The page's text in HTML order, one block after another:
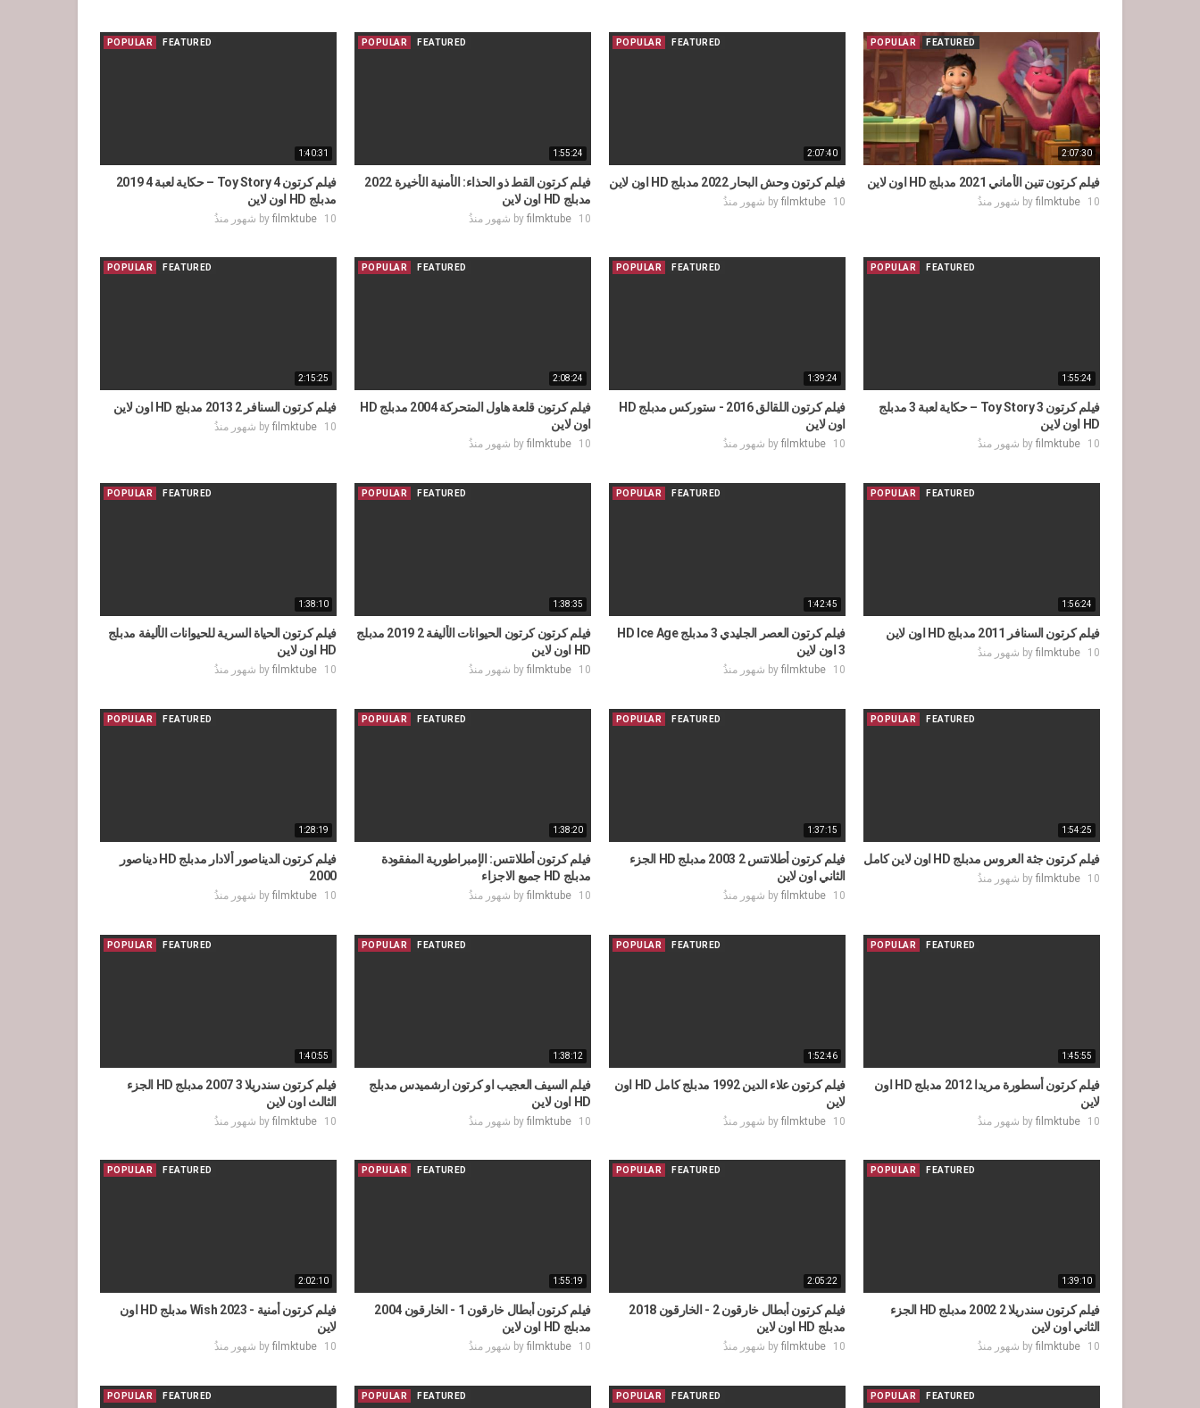
2:07:30
POPULAR FEATURED
فيلم كرتون تنين الأماني 2021 مدبلج HD اون لاين
by filmktube 10 شهور منذُ
2:07:40
POPULAR FEATURED
فيلم كرتون وحش البحار 2022 مدبلج HD اون لاين
by filmktube 10 شهور منذُ
1:55:24
POPULAR FEATURED
فيلم كرتون القط ذو الحذاء: الأمنية الأخيرة 2022
مدبلج HD اون لاين
by filmktube 10 شهور منذُ
1:40:31
POPULAR FEATURED
فيلم كرتون Toy Story 4 – حكاية لعبة 4 2019
مدبلج HD اون لاين
by filmktube 10 شهور منذُ
1:55:24
POPULAR FEATURED
فيلم كرتون Toy Story 3 – حكاية لعبة 3 مدبلج
HD اون لاين
by filmktube 10 شهور منذُ
1:39:24
POPULAR FEATURED
فيلم كرتون اللقالق 2016 - ستوركس مدبلج HD
اون لاين
by filmktube 10 شهور منذُ
2:08:24
POPULAR FEATURED
فيلم كرتون قلعة هاول المتحركة 2004 مدبلج HD
اون لاين
by filmktube 10 شهور منذُ
2:15:25
POPULAR FEATURED
فيلم كرتون السنافر 2 2013 مدبلج HD اون لاين
by filmktube 10 شهور منذُ
1:56:24
POPULAR FEATURED
فيلم كرتون السنافر 2011 مدبلج HD اون لاين
by filmktube 10 شهور منذُ
1:42:45
POPULAR FEATURED
فيلم كرتون العصر الجليدي 3 مدبلج HD Ice Age
3 اون لاين
by filmktube 10 شهور منذُ
1:38:35
POPULAR FEATURED
فيلم كرتون كرتون الحيوانات الأليفة 2 2019 مدبلج
HD اون لاين
by filmktube 10 شهور منذُ
1:38:10
POPULAR FEATURED
فيلم كرتون الحياة السرية للحيوانات الأليفة مدبلج
HD اون لاين
by filmktube 10 شهور منذُ
1:54:25
POPULAR FEATURED
فيلم كرتون جثة العروس مدبلج HD اون لاين كامل
by filmktube 10 شهور منذُ
1:37:15
POPULAR FEATURED
فيلم كرتون أطلانتس 2 2003 مدبلج HD الجزء
الثاني اون لاين
by filmktube 10 شهور منذُ
1:38:20
POPULAR FEATURED
فيلم كرتون أطلانتس: الإمبراطورية المفقودة
مدبلج HD جميع الاجزاء
by filmktube 10 شهور منذُ
1:28:19
POPULAR FEATURED
فيلم كرتون الديناصور ألادار مدبلج HD ديناصور
2000
by filmktube 10 شهور منذُ
1:45:55
POPULAR FEATURED
فيلم كرتون أسطورة مريدا 2012 مدبلج HD اون
لاين
by filmktube 10 شهور منذُ
1:52:46
POPULAR FEATURED
فيلم كرتون علاء الدين 1992 مدبلج كامل HD اون
لاين
by filmktube 10 شهور منذُ
1:38:12
POPULAR FEATURED
فيلم السيف العجيب او كرتون ارشميدس مدبلج
HD اون لاين
by filmktube 10 شهور منذُ
1:40:55
POPULAR FEATURED
فيلم كرتون سندريلا 3 2007 مدبلج HD الجزء
الثالث اون لاين
by filmktube 10 شهور منذُ
1:39:10
POPULAR FEATURED
فيلم كرتون سندريلا 2 2002 مدبلج HD الجزء
الثاني اون لاين
by filmktube 10 شهور منذُ
2:05:22
POPULAR FEATURED
فيلم كرتون أبطال خارقون 2 - الخارقون 2018
مدبلج HD اون لاين
by filmktube 10 شهور منذُ
1:55:19
POPULAR FEATURED
فيلم كرتون أبطال خارقون 1 - الخارقون 2004
مدبلج HD اون لاين
by filmktube 10 شهور منذُ
2:02:10
POPULAR FEATURED
فيلم كرتون أمنية - Wish 2023 مدبلج HD اون
لاين
by filmktube 10 شهور منذُ
POPULAR FEATURED
POPULAR FEATURED
POPULAR FEATURED
POPULAR FEATURED